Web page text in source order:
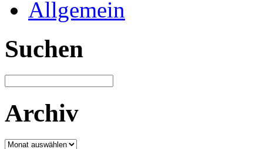
Allgemein
Suchen
Archiv
Archiv